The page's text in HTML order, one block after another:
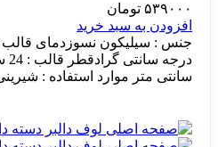
۵۳۹۰۰۰ تومان
افزودن به سبد خرید
سانتی متر موارد استفاده :